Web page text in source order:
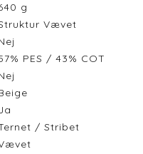
g
Vævet
PES / 43% COT
/ Stribet